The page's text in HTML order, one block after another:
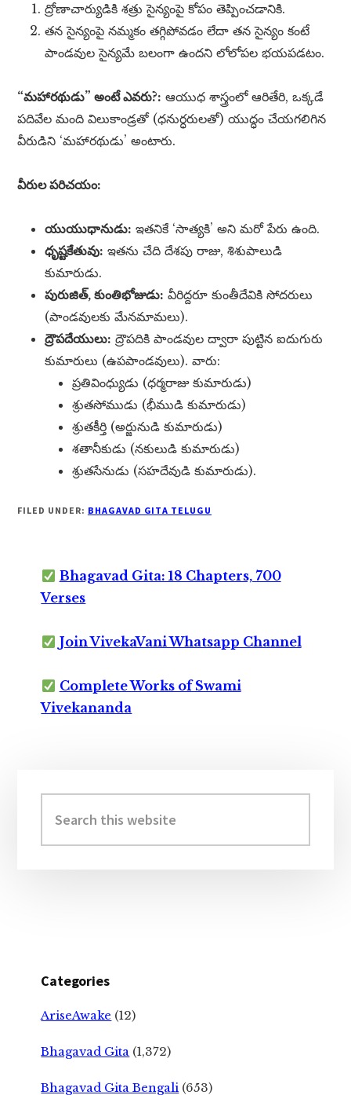
ద్రోణాచార్యుడికి శత్రు సైన్యంపై కోపం తెప్పించడానికి.
తన సైన్యంపై నమ్మకం తగ్గిపోవడం లేదా తన సైన్యం కంటే
పాండవుల సైన్యమే బలంగా ఉందని లోలోపల భయపడటం.
“మహారథుడు” అంటే ఎవరు?: ఆయుధ శాస్త్రంలో ఆరితేరి, ఒక్కడే
పదివేల మంది విలుకాండ్రతో (ధనుర్ధరులతో) యుద్ధం చేయగలిగిన
వీరుడిని ‘మహారథుడు’ అంటారు.
వీరుల పరిచయం:
యుయుధానుడు: ఇతనికే ‘సాత్యకి’ అని మరో పేరు ఉంది.
ధృష్టకేతువు: ఇతను చేది దేశపు రాజు, శిశుపాలుడి
కుమారుడు.
పురుజిత్, కుంతిభోజుడు: వీరిద్దరూ కుంతీదేవికి సోదరులు
(పాండవులకు మేనమామలు).
ద్రౌపదేయులు: ద్రౌపదికి పాండవుల ద్వారా పుట్టిన ఐదుగురు
కుమారులు (ఉపపాండవులు). వారు:
ప్రతివింధ్యుడు (ధర్మరాజు కుమారుడు)
శ్రుతసోముడు (భీముడి కుమారుడు)
శ్రుతకీర్తి (అర్జునుడి కుమారుడు)
శతానీకుడు (నకులుడి కుమారుడు)
శ్రుతసేనుడు (సహదేవుడి కుమారుడు).
FILED UNDER: BHAGAVAD GITA TELUGU
Bhagavad Gita: 18 Chapters, 700
Verses
Join VivekaVani Whatsapp Channel
Complete Works of Swami
Vivekananda
Sidebar
this
website
Categories
AriseAwake (12)
Bhagavad Gita (1,372)
Bhagavad Gita Bengali (653)